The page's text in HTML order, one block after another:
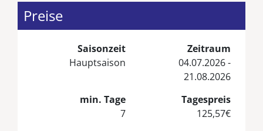
Preise
Saisonzeit
Hauptsaison
Zeitraum
04.07.2026 -
21.08.2026
min. Tage
7
Tagespreis
125,57€